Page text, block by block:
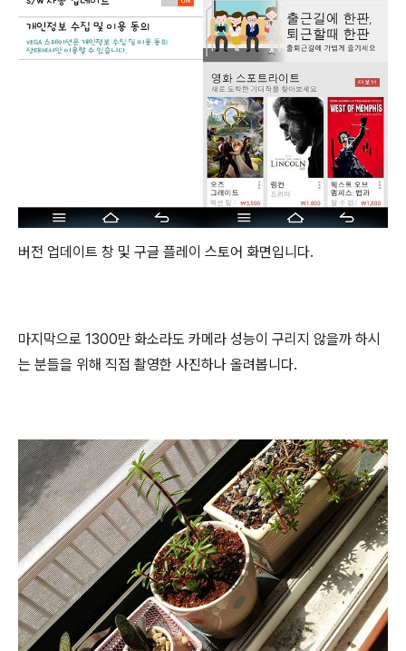
버전 업데이트 창 및 구글 플레이 스토어 화면입니다.
마지막으로 1300만 화소라도 카메라 성능이 구리지 않을까 하시
는 분들을 위해 직접 촬영한 사진하나 올려봅니다.